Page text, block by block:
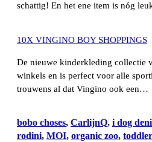
schattig! En het ene item is nóg
10X VINGINO BOY SHOPPINGS
De nieuwe kinderkleding collectie
winkels en is perfect voor alle
trouwens al dat Vingino ook een…
bobo choses, CarlijnQ, i dog
rodini, MOI, organic zoo,